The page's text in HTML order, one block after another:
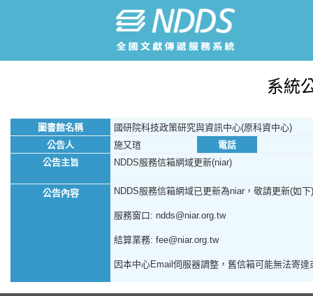
系統
圖書館名稱
國研院科技政策研究與資訊中心(原科資中心)
公告人
施又瑄
電話
公告主旨
NDDS服務信箱網域更新(niar)
公告內容 NDDS服務信箱網域已更新為niar，敬請更新(如下)
服務窗口: ndds@niar.org.tw
結算業務: fee@niar.org.tw
因本中心Email伺服器調整，舊信箱可能無法寄